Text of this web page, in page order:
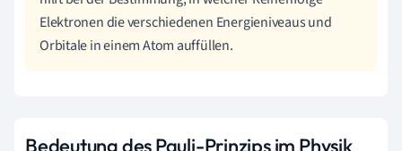
Elektronen die verschiedenen Energieniveaus und
Orbitale in einem Atom auffüllen.
Bedeutung des Pauli-Prinzips im Physik